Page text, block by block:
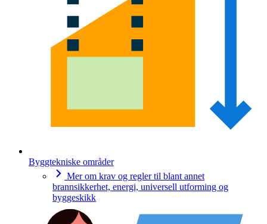
Byggtekniske områder
Mer om krav og regler til blant annet
brannsikkerhet, energi, universell utforming og
byggeskikk